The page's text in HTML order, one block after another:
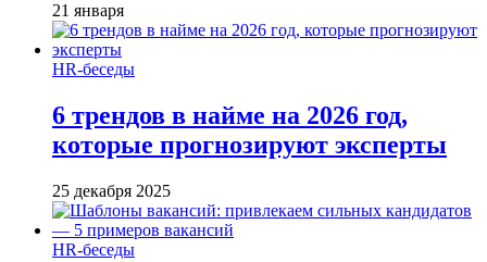
21 января
HR-беседы
6 трендов в найме на 2026 год,
которые прогнозируют эксперты
25 декабря 2025
HR-беседы